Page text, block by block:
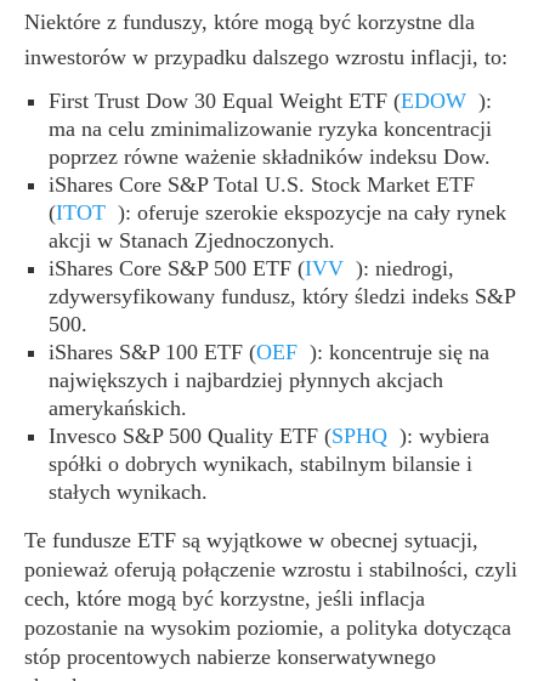
Niektóre z funduszy, które mogą być korzystne dla
inwestorów w przypadku dalszego wzrostu inflacji, to:
First Trust Dow 30 Equal Weight ETF (EDOW ):
ma na celu zminimalizowanie ryzyka koncentracji
poprzez równe ważenie składników indeksu Dow.
iShares Core S&P Total U.S. Stock Market ETF
(ITOT ): oferuje szerokie ekspozycje na cały rynek
akcji w Stanach Zjednoczonych.
iShares Core S&P 500 ETF (IVV ): niedrogi,
zdywersyfikowany fundusz, który śledzi indeks S&P
500.
iShares S&P 100 ETF (OEF ): koncentruje się na
największych i najbardziej płynnych akcjach
amerykańskich.
Invesco S&P 500 Quality ETF (SPHQ ): wybiera
spółki o dobrych wynikach, stabilnym bilansie i
stałych wynikach.
Te fundusze ETF są wyjątkowe w obecnej sytuacji,
ponieważ oferują połączenie wzrostu i stabilności, czyli
cech, które mogą być korzystne, jeśli inflacja
pozostanie na wysokim poziomie, a polityka dotycząca
stóp procentowych nabierze konserwatywnego